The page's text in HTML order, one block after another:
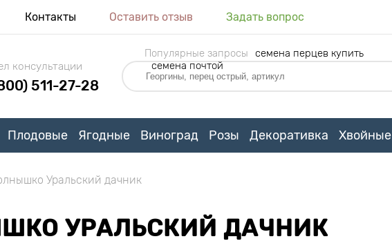
Контакты Оставить отзыв Задать вопрос
консультации
511-27-28
Популярные запросы
семена перцев купить
семена почтой
Плодовые Ягодные Виноград Розы Декоративка Хвойные
Уральский дачник
УРАЛЬСКИЙ ДАЧНИК